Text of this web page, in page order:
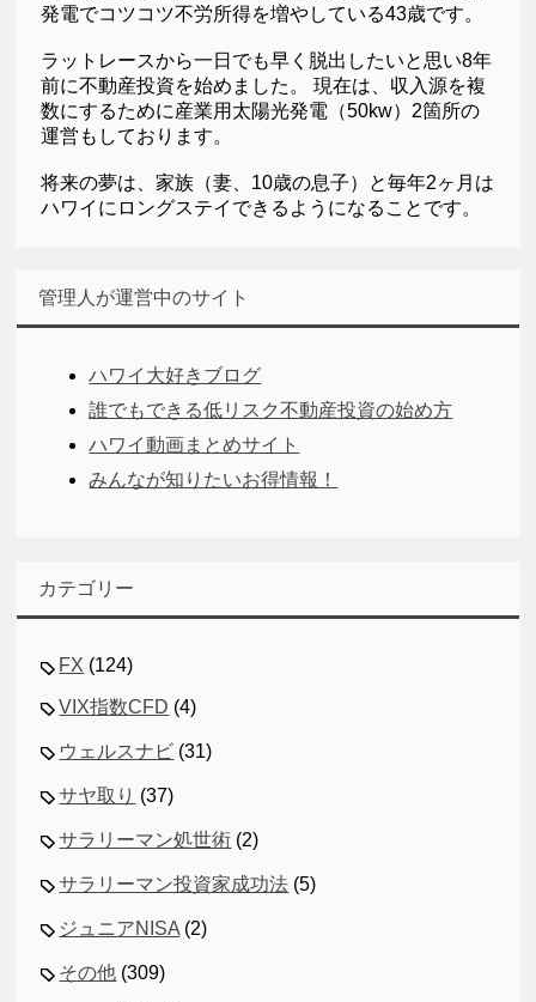
発電でコツコツ不労所得を増やしている43歳です。
ラットレースから一日でも早く脱出したいと思い8年
前に不動産投資を始めました。 現在は、収入源を複
数にするために産業用太陽光発電（50kw）2箇所の
運営もしております。
将来の夢は、家族（妻、10歳の息子）と毎年2ヶ月は
ハワイにロングステイできるようになることです。
管理人が運営中のサイト
ハワイ大好きブログ
誰でもできる低リスク不動産投資の始め方
ハワイ動画まとめサイト
みんなが知りたいお得情報！
カテゴリー
FX (124)
VIX指数CFD (4)
ウェルスナビ (31)
サヤ取り (37)
サラリーマン処世術 (2)
サラリーマン投資家成功法 (5)
ジュニアNISA (2)
その他 (309)